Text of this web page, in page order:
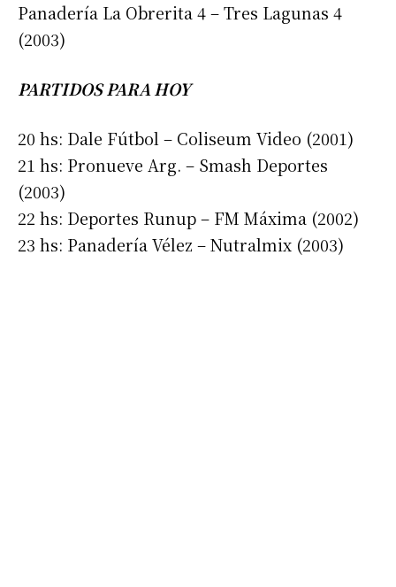
Panadería La Obrerita 4 – Tres Lagunas 4
(2003)
PARTIDOS PARA HOY
20 hs: Dale Fútbol – Coliseum Video (2001)
21 hs: Pronueve Arg. – Smash Deportes
(2003)
22 hs: Deportes Runup – FM Máxima (2002)
23 hs: Panadería Vélez – Nutralmix (2003)